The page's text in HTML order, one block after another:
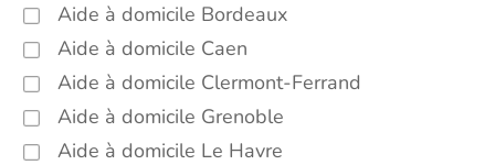
Aide à domicile Bordeaux
Aide à domicile Caen
Aide à domicile Clermont-Ferrand
Aide à domicile Grenoble
Aide à domicile Le Havre